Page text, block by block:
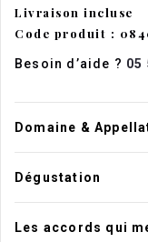
Livraison incluse
Code produit :
Besoin d’aide ? 05
Domaine &
Dégustation
Les accords qui